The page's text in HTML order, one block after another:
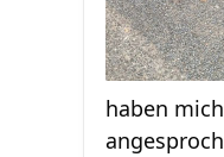
haben